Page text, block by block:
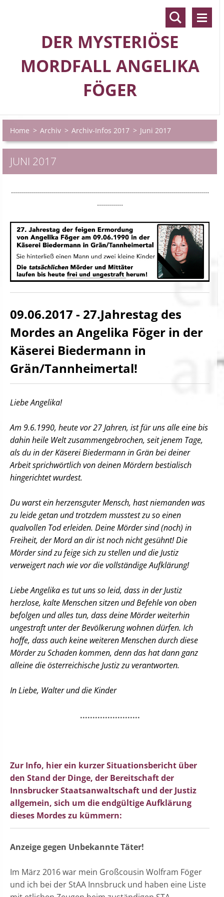
DER MYSTERIÖSE
MORDFALL ANGELIKA
FÖGER
Home > Archiv > Archiv-Infos 2017 > Juni 2017
JUNI 2017
...................................................................................................
.............
09.06.2017 - 27.Jahrestag des
Mordes an Angelika Föger in der
Käserei Biedermann in
Grän/Tannheimertal!
Liebe Angelika!
Am 9.6.1990, heute vor 27 Jahren, ist für uns alle eine bis
dahin heile Welt zusammengebrochen, seit jenem Tage,
als du in der Käserei Biedermann in Grän bei deiner
Arbeit sprichwörtlich von deinen Mördern bestialisch
hingerichtet wurdest.
Du warst ein herzensguter Mensch, hast niemanden was
zu leide getan und trotzdem musstest zu so einen
qualvollen Tod erleiden. Deine Mörder sind (noch) in
Freiheit, der Mord an dir ist noch nicht gesühnt! Die
Mörder sind zu feige sich zu stellen und die Justiz
verweigert nach wie vor die vollständige Aufklärung!
Liebe Angelika es tut uns so leid, dass in der Justiz
herzlose, kalte Menschen sitzen und Befehle von oben
befolgen und alles tun, dass deine Mörder weiterhin
ungestraft unter der Bevölkerung wohnen dürfen. Ich
hoffe, dass auch keine weiteren Menschen durch diese
Mörder zu Schaden kommen, denn das hat dann ganz
alleine die österreichische Justiz zu verantworten.
In Liebe, Walter und die Kinder
........................
Zur Info, hier ein kurzer Situationsbericht über
den Stand der Dinge, der Bereitschaft der
Innsbrucker Staatsanwaltschaft und der Justiz
allgemein, sich um die endgültige Aufklärung
dieses Mordes zu kümmern:
Anzeige gegen Unbekannte Täter!
Im März 2016 war mein Großcousin Wolfram Föger
und ich bei der StAA Innsbruck und haben eine Liste